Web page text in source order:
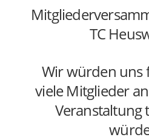
TC
Wir würden uns
viele Mitglieder
Veranstaltung